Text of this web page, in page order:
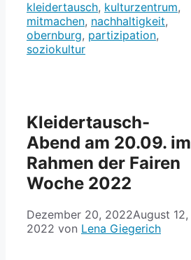
kleidertausch, kulturzentrum,
mitmachen, nachhaltigkeit,
obernburg, partizipation,
soziokultur
Kleidertausch-
Abend am 20.09. im
Rahmen der Fairen
Woche 2022
Dezember 20, 2022August 12,
2022 von Lena Giegerich